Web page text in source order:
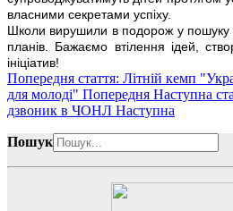
власними секретами успіху.
Школи вирушили в подорож у пошуку
планів. Бажаємо втілення ідей,
ініціатив!
Попередня стаття: Літній кемп
для молоді" Попередня Наступна
дзвоник в ЧОНЛ Наступна
Пошук